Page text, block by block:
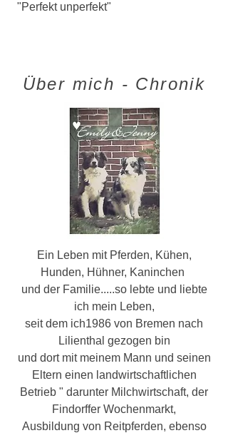
"Perfekt unperfekt"
Über mich - Chronik
Ein Leben mit Pferden, Kühen,
Hunden, Hühner, Kaninchen
und der Familie.....so lebte und liebte
ich mein Leben,
seit dem ich1986 von Bremen nach
Lilienthal gezogen bin
und dort mit meinem Mann und seinen
Eltern einen landwirtschaftlichen
Betrieb " darunter Milchwirtschaft, der
Findorffer Wochenmarkt,
Ausbildung von Reitpferden, ebenso